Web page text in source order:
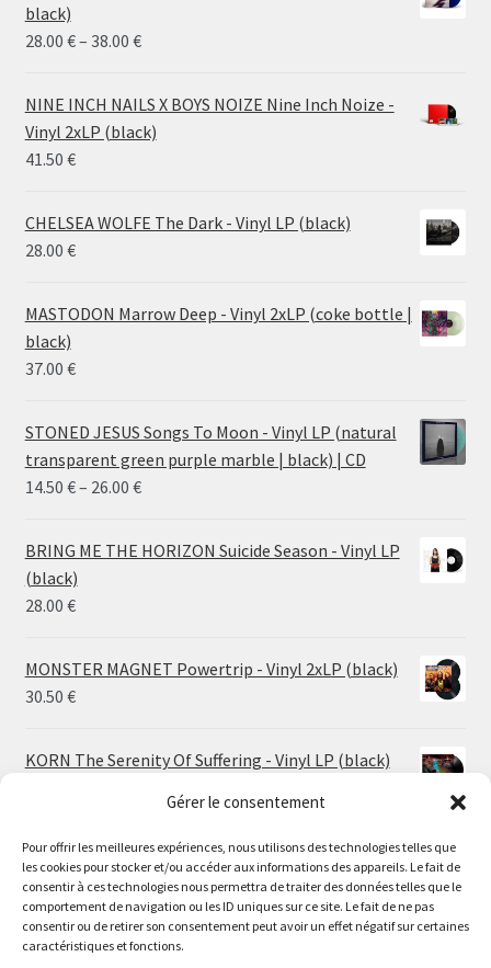
Gérer le consentement
Pour offrir les meilleures expériences, nous utilisons des technologies telles que
les cookies pour stocker et/ou accéder aux informations des appareils. Le fait de
consentir à ces technologies nous permettra de traiter des données telles que le
comportement de navigation ou les ID uniques sur ce site. Le fait de ne pas
consentir ou de retirer son consentement peut avoir un effet négatif sur certaines
caractéristiques et fonctions.
Le magasin de Lyon sera fermé du 30 juillet au 17 août
inclus. Les commandes seront expédiées à partir du 18
black)
28.00 €– 38.00 €Price
28.00 €
through
38.00 €
NINE INCH NAILS X BOYS NOIZE Nine Inch Noize -
Vinyl 2xLP (black)
41.50 €
CHELSEA WOLFE The Dark - Vinyl LP (black)
28.00 €
MASTODON Marrow Deep - Vinyl 2xLP (coke bottle |
black)
37.00 €
STONED JESUS Songs To Moon - Vinyl LP (natural
transparent green purple marble | black) | CD
14.50 €– 26.00 €Price
14.50 €
BRING ME THE HORIZON Suicide Season - Vinyl LP
(black)
28.00 €
MONSTER MAGNET Powertrip - Vinyl 2xLP (black)
30.50 €
KORN The Serenity Of Suffering - Vinyl LP (black)
HO99O9 Tomorrow We Escape - Vinyl LP (picture
disc)
25.00€